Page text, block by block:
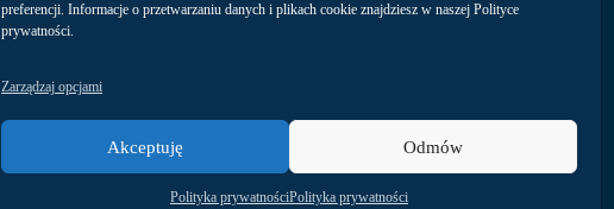
preferencji. Informacje o przetwarzaniu danych i plikach cookie znajdziesz w naszej Polityce
prywatności.
Zarządzaj opcjami
Akceptuję Odmów
Polityka prywatnościPolityka prywatności
Arena Gdańsk Operator Sp. z o.o.,
ul. Pokoleń Lechii Gdańsk 1,
80-560 Gdańsk